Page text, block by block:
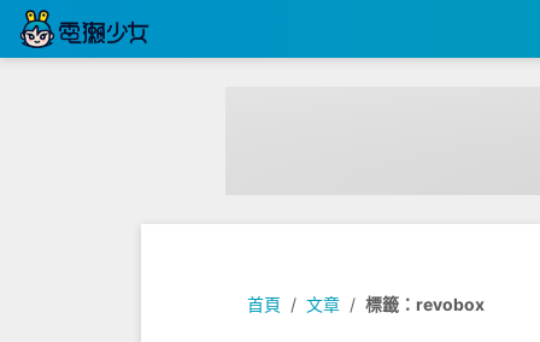
首頁 文章 標籤：revobox